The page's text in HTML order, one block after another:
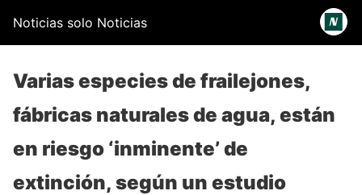
Noticias solo Noticias
Varias especies de frailejones,
fábricas naturales de agua, están
en riesgo ‘inminente’ de
extinción, según un estudio